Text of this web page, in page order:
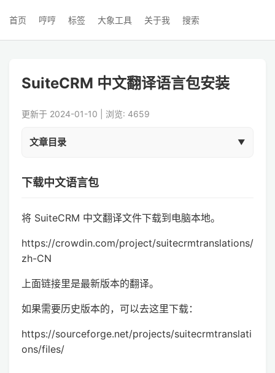
首页 哼哼 标签 大象工具 关于我 搜索
SuiteCRM 中文翻译语言包安装
更新于 2024-01-10 | 浏览: 4659
文章目录
下载中文语言包
将 SuiteCRM 中文翻译文件下载到电脑本地。
https://crowdin.com/project/suitecrmtranslations/
zh-CN
上面链接里是最新版本的翻译。
如果需要历史版本的，可以去这里下载：
https://sourceforge.net/projects/suitecrmtranslati
ons/files/